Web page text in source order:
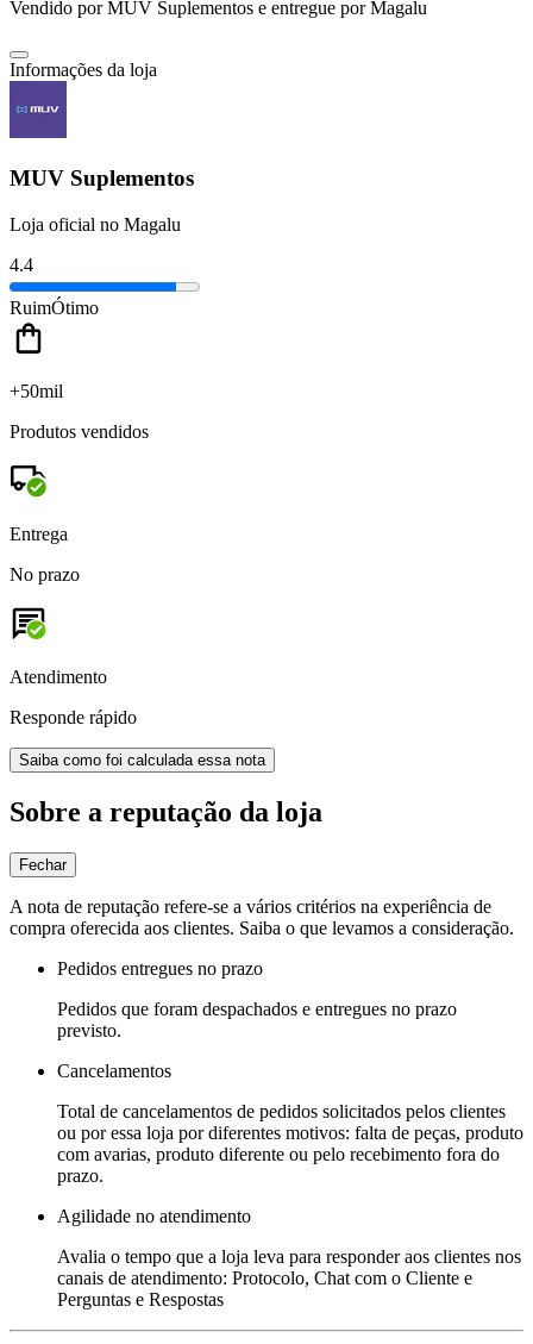
Vendido porMUV Suplementos e entregue por Magalu
Informações da loja
MUV Suplementos
Loja oficial no Magalu
4.4
RuimÓtimo
+50mil
Produtos vendidos
Entrega
No prazo
Atendimento
Responde rápido
Saiba como foi calculada essa nota
Sobre a reputação da loja
Fechar
A nota de reputação refere-se a vários critérios na experiência de
compra oferecida aos clientes. Saiba o que levamos a consideração.
Pedidos entregues no prazo
Pedidos que foram despachados e entregues no prazo
previsto.
Cancelamentos
Total de cancelamentos de pedidos solicitados pelos clientes
ou por essa loja por diferentes motivos: falta de peças, produto
com avarias, produto diferente ou pelo recebimento fora do
prazo.
Agilidade no atendimento
Avalia o tempo que a loja leva para responder aos clientes nos
canais de atendimento: Protocolo, Chat com o Cliente e
Perguntas e Respostas